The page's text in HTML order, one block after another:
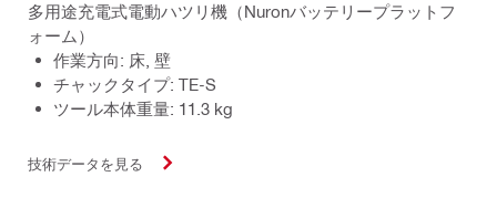
多用途充電式電動ハツリ機（Nuronバッテリープラットフ
ォーム）
作業方向: 床, 壁
チャックタイプ: TE-S
ツール本体重量: 11.3 kg
技術データを見る